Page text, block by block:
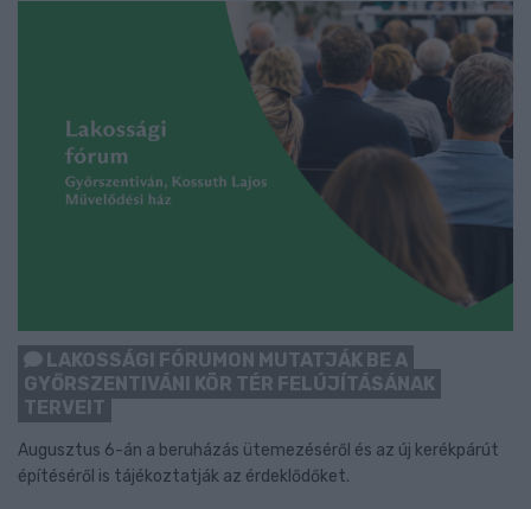
LAKOSSÁGI FÓRUMON MUTATJÁK BE A
GYŐRSZENTIVÁNI KÖR TÉR FELÚJÍTÁSÁNAK
TERVEIT
Augusztus 6-án a beruházás ütemezéséről és az új kerékpárút
építéséről is tájékoztatják az érdeklődőket.